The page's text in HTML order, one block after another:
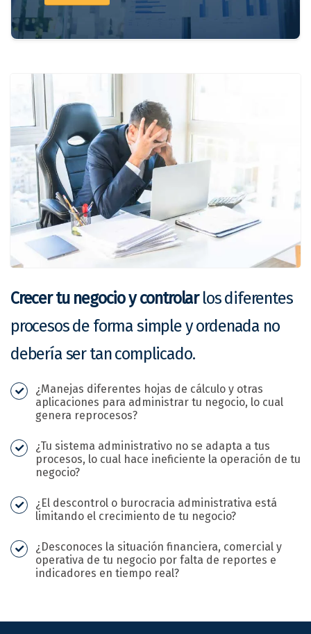
Crecer tu negocio y controlarlos diferentes
procesos de forma simple y ordenada no
debería ser tan complicado.
¿Manejas diferentes hojas de cálculo y otras
aplicaciones para administrar tu negocio, lo cual
genera reprocesos?
¿Tu sistema administrativo no se adapta a tus
procesos, lo cual hace ineficiente la operación de tu
negocio?
¿El descontrol o burocracia administrativa está
limitando el crecimiento de tu negocio?
¿Desconoces la situación financiera, comercial y
operativa de tu negocio por falta de reportes e
indicadores en tiempo real?